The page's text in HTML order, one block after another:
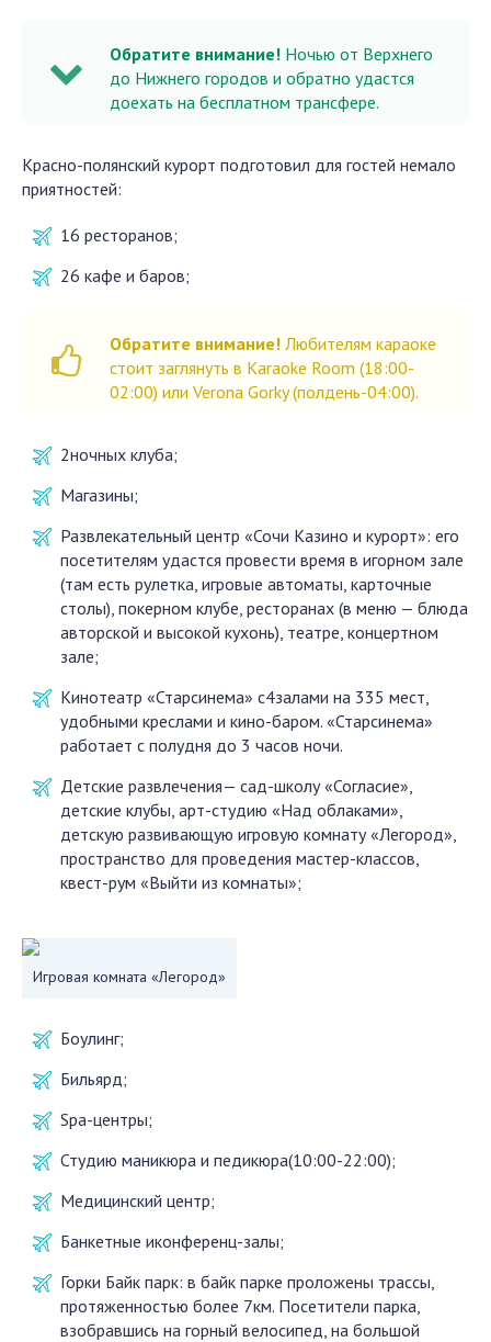
Обратите внимание! Ночью от Верхнего
до Нижнего городов и обратно удастся
доехать на бесплатном трансфере.
Красно-полянский курорт подготовил для гостей немало
приятностей:
16 ресторанов;
26 кафе и баров;
Обратите внимание! Любителям караоке
стоит заглянуть в Karaoke Room (18:00-
02:00) или Verona Gorky (полдень-04:00).
2ночных клуба;
Магазины;
Развлекательный центр «Сочи Казино и курорт»: его
посетителям удастся провести время в игорном зале
(там есть рулетка, игровые автоматы, карточные
столы), покерном клубе, ресторанах (в меню — блюда
авторской и высокой кухонь), театре, концертном
зале;
Кинотеатр «Старсинема» с4залами на 335 мест,
удобными креслами и кино-баром. «Старсинема»
работает с полудня до 3 часов ночи.
Детские развлечения— сад-школу «Согласие»,
детские клубы, арт-студию «Над облаками»,
детскую развивающую игровую комнату «Легород»,
пространство для проведения мастер-классов,
квест-рум «Выйти из комнаты»;
Игровая комната «Легород»
Боулинг;
Бильярд;
Spa-центры;
Студию маникюра и педикюра(10:00-22:00);
Медицинский центр;
Банкетные иконференц-залы;
Горки Байк парк: в байк парке проложены трассы,
протяженностью более 7км. Посетители парка,
взобравшись на горный велосипед, на большой